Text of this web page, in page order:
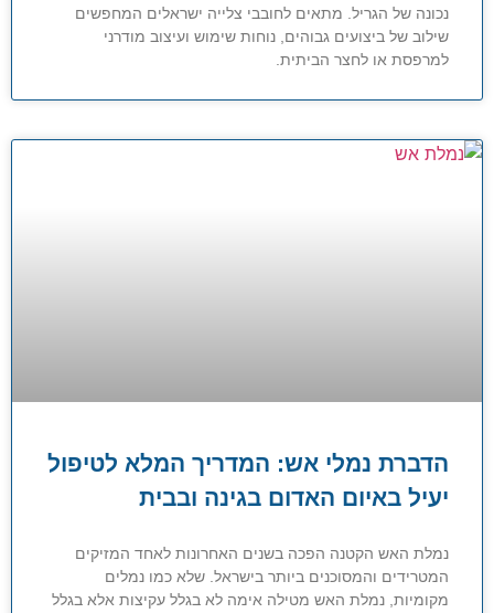
נכונה של הגריל. מתאים לחובבי צלייה ישראלים המחפשים
שילוב של ביצועים גבוהים, נוחות שימוש ועיצוב מודרני
למרפסת או לחצר הביתית.
הדברת נמלי אש: המדריך המלא לטיפול
יעיל באיום האדום בגינה ובבית
נמלת האש הקטנה הפכה בשנים האחרונות לאחד המזיקים
המטרידים והמסוכנים ביותר בישראל. שלא כמו נמלים
מקומיות, נמלת האש מטילה אימה לא בגלל עקיצות אלא בגלל